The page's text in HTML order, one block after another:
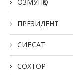
ОЗМУНҲО
ПРЕЗИДЕНТ
СИЁСАТ
СОХТОР